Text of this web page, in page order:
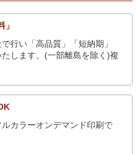
」
行い「高品質」「短納期」
します。(一部離島を除く)複
カラーオンデマンド印刷で